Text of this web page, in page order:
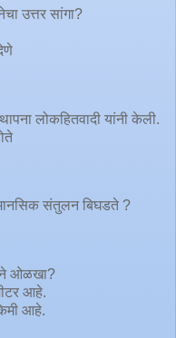
उत्तर सांगा?
लोकहितवादी यांनी केली.
संतुलन बिघडते ?
ओळखा?
आहे.
आहे.